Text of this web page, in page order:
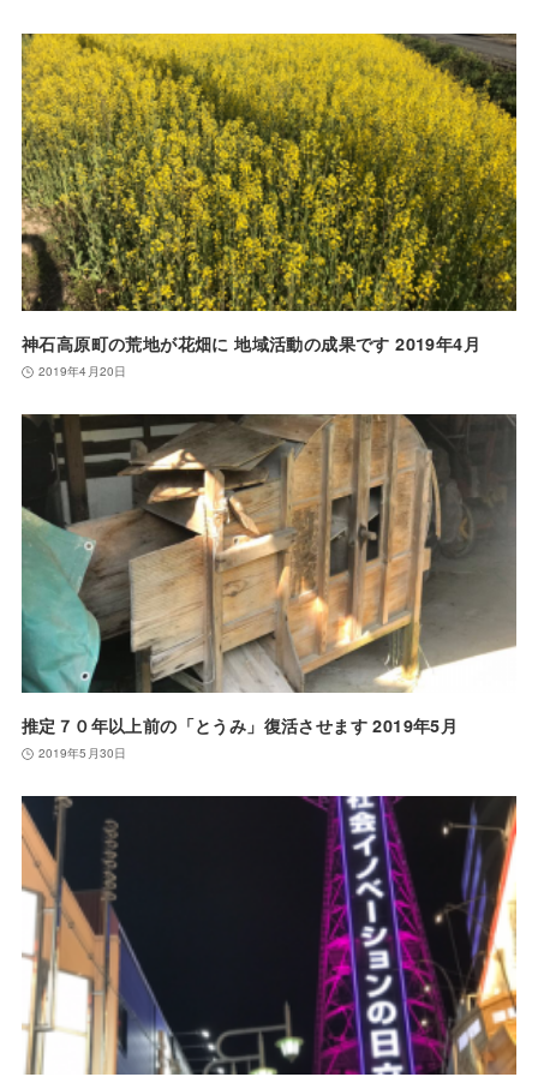
神石高原町の荒地が花畑に 地域活動の成果です 2019年4月
2019年4月20日
推定７０年以上前の「とうみ」復活させます 2019年5月
2019年5月30日